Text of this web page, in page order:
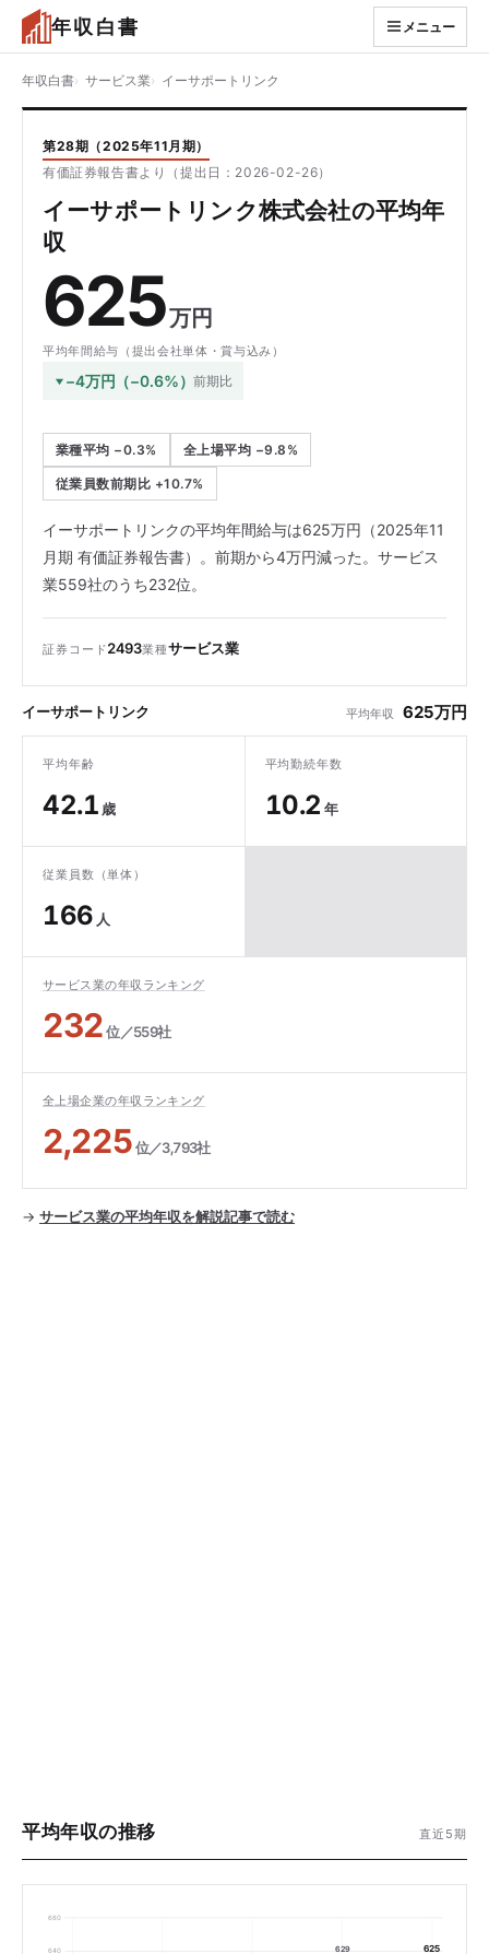
年収白書 メニュー
年収白書 サービス業 イーサポートリンク
第28期（2025年11月期）
有価証券報告書より（提出日：2026-02-26）
イーサポートリンク株式会社の平均年
収
625万円
平均年間給与（提出会社単体・賞与込み）
−4万円（−0.6%）前期比
業種平均 −0.3% 全上場平均 −9.8%
従業員数前期比 +10.7%
イーサポートリンクの平均年間給与は625万円（2025年11
月期 有価証券報告書）。前期から4万円減った。サービス
業559社のうち232位。
証券コード2493業種サービス業
イーサポートリンク 平均年収 625万円
平均年齢
42.1 歳
平均勤続年数
10.2 年
従業員数（単体）
166 人
サービス業の年収ランキング
232位／559社
全上場企業の年収ランキング
2,225位／3,793社
→ サービス業の平均年収を解説記事で読む
平均年収の推移 直近5期
680
640 629 625